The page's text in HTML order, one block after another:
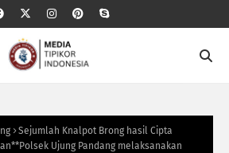
Sejumlah Knalpot Brong hasil Cipta
Ujung Pandang melaksanakan